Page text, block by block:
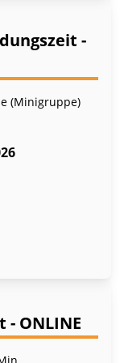
-
(Minigruppe)
ONLINE